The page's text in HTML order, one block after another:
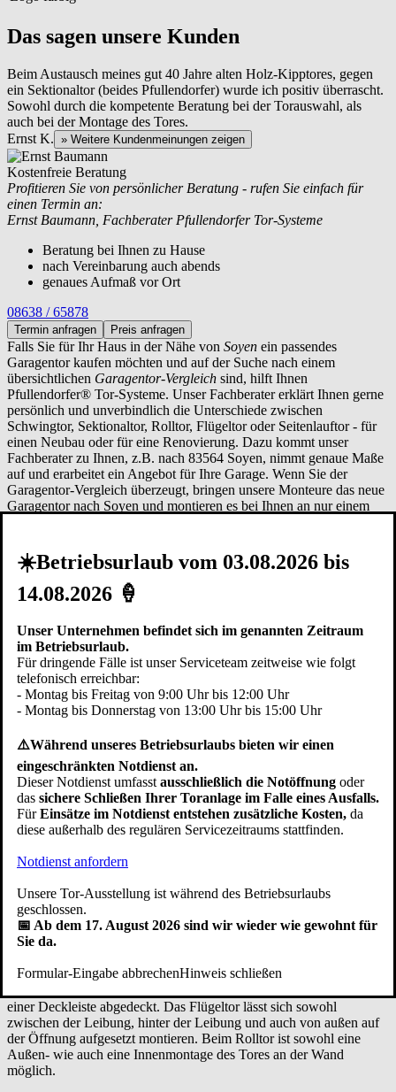
Das sagen unsere Kunden
Beim Austausch meines gut 40 Jahre alten Holz-Kipptores, gegen
ein Sektionaltor (beides Pfullendorfer) wurde ich positiv überrascht.
Sowohl durch die kompetente Beratung bei der Torauswahl, als
auch bei der Montage des Tores.
Ernst K. » Weitere Kundenmeinungen zeigen
Kostenfreie Beratung
Profitieren Sie von persönlicher Beratung - rufen Sie einfach für
einen Termin an:
Ernst Baumann, Fachberater Pfullendorfer Tor-Systeme
Beratung bei Ihnen zu Hause
nach Vereinbarung auch abends
genaues Aufmaß vor Ort
08638 / 65878
Termin anfragen Preis anfragen
Falls Sie für Ihr Haus in der Nähe von Soyen ein passendes
Garagentor kaufen möchten und auf der Suche nach einem
übersichtlichen Garagentor-Vergleich sind, hilft Ihnen
Pfullendorfer® Tor-Systeme. Unser Fachberater erklärt Ihnen gerne
persönlich und unverbindlich die Unterschiede zwischen
Schwingtor, Sektionaltor, Rolltor, Flügeltor oder Seitenlauftor - für
einen Neubau oder für eine Renovierung. Dazu kommt unser
Fachberater zu Ihnen, z.B. nach 83564 Soyen, nimmt genaue Maße
auf und erarbeitet ein Angebot für Ihre Garage. Wenn Sie der
Garagentor-Vergleich überzeugt, bringen unsere Monteure das neue
Garagentor nach Soyen und montieren es bei Ihnen an nur einem
Wasserburg
| Garagentor Vergleich 83533 Edling|Garagentor
Vergleich 83536 Gars am Inn|Garagentor Vergleich 83544
Albaching |Garagentor Vergleich 83527 Haag
Vergleich 83527 Mühldorf am Inn
Vergleich 83539 Pfaffing
Erläuterungen zum Garagentor-
Vergleich der verschiedenen Typen
Variable Einbausituation
Abhängig von den Gegebenheiten in der
Tore auf unterschiedliche Arten eingebaut werden. Je nach Tortyp
lässt sich das Garagentor hinter der Öffnung (hinter der Laibung),
zwischen der Öffnung (zwischen der Leibung), flächenbündig mit
der Garagenwand (fassadenbündiges Garagentor) und von außen
Wenn genügend Freiraum im Sturzbereich und an der Seite
der Laibung genannt, eine stabile Montageart. Die Torzarge ist hier
direkt mit der Wand verschraubt. Die Montage hinter der Öffnung
ist die Standardmontage beim Schwingtor, Sektionaltor und
Seitensektionaltor.
(zwischen der Leibung) zu befestigen. Bei dieser Garagentoreinbau
einer Deckleiste abgedeckt. Das Flügeltor lässt sich sowohl
zwischen der Leibung, hinter der Leibung und auch von außen auf
der Öffnung aufgesetzt montieren. Beim Rolltor ist sowohl eine
Außen- wie auch eine Innenmontage des Tores an der Wand
möglich.
☀️Betriebsurlaub vom 03.08.2026 bis
14.08.2026 🍦
Unser Unternehmen befindet sich im genannten Zeitraum
im Betriebsurlaub.
Für dringende Fälle ist unser Serviceteam zeitweise wie folgt
telefonisch erreichbar:
- Montag bis Freitag von 9:00 Uhr bis 12:00 Uhr
- Montag bis Donnerstag von 13:00 Uhr bis 15:00 Uhr
⚠️Während unseres Betriebsurlaubs bieten wir einen
eingeschränkten Notdienst an.
Dieser Notdienst umfasstausschließlich die Notöffnung oder
das sichere Schließen Ihrer Toranlage im Falle eines Ausfalls.
FürEinsätze im Notdienst entstehen zusätzliche Kosten, da
diese außerhalb des regulären Servicezeitraums stattfinden.
Notdienst anfordern
Unsere Tor-Ausstellung ist während des Betriebsurlaubs
geschlossen.
📅 Ab dem 17. August 2026 sind wir wieder wie gewohnt für
Sie da.
Formular-Eingabe abbrechenHinweis schließen